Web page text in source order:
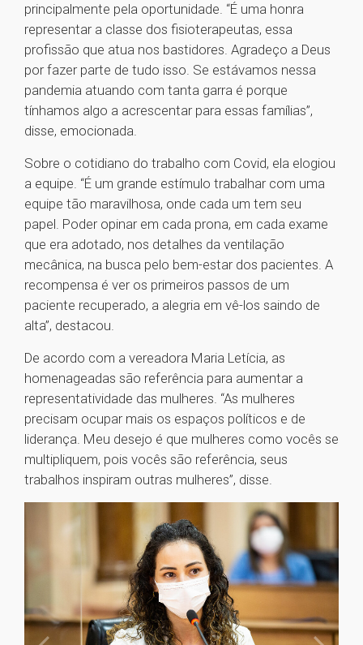
principalmente pela oportunidade. “É uma honra
representar a classe dos fisioterapeutas, essa
profissão que atua nos bastidores. Agradeço a Deus
por fazer parte de tudo isso. Se estávamos nessa
pandemia atuando com tanta garra é porque
tínhamos algo a acrescentar para essas famílias”,
disse, emocionada.
Sobre o cotidiano do trabalho com Covid, ela elogiou
a equipe. “É um grande estímulo trabalhar com uma
equipe tão maravilhosa, onde cada um tem seu
papel. Poder opinar em cada prona, em cada exame
que era adotado, nos detalhes da ventilação
mecânica, na busca pelo bem-estar dos pacientes. A
recompensa é ver os primeiros passos de um
paciente recuperado, a alegria em vê-los saindo de
alta”, destacou.
De acordo com a vereadora Maria Letícia, as
homenageadas são referência para aumentar a
representatividade das mulheres. “As mulheres
precisam ocupar mais os espaços políticos e de
liderança. Meu desejo é que mulheres como vocês se
multipliquem, pois vocês são referência, seus
trabalhos inspiram outras mulheres”, disse.